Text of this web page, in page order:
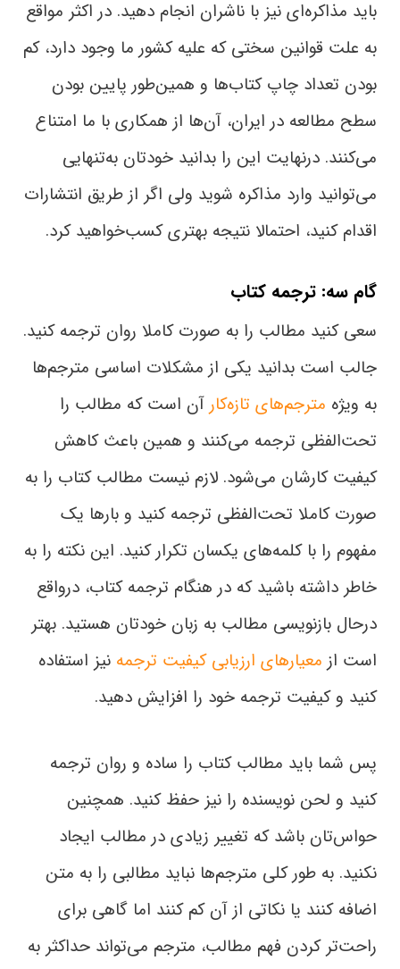
باید مذاکره‌ای نیز با ناشران انجام دهید. در اکثر مواقع
به علت قوانین سختی که علیه کشور ما وجود دارد، کم
بودن تعداد چاپ کتاب‌ها و همین‌طور پایین بودن
سطح مطالعه در ایران، آن‌ها از همکاری با ما امتناع
می‌کنند. درنهایت این را بدانید خودتان به‌تنهایی
می‌توانید وارد مذاکره شوید ولی اگر از طریق انتشارات
اقدام کنید، احتمالا نتیجه بهتری کسب‌خواهید کرد‌.
گام سه: ترجمه کتاب
سعی کنید مطالب را به صورت کاملا روان ترجمه کنید.
جالب است بدانید یکی از مشکلات اساسی مترجم‌ها
به ویژه مترجم‌های تازه‌کار آن است که مطالب را
تحت‌الفظی ترجمه می‌کنند و همین باعث کاهش
کیفیت کارشان می‌شود. لازم نیست مطالب کتاب را به
صورت کاملا تحت‌الفظی ترجمه کنید و بارها یک
مفهوم را با کلمه‌های یکسان تکرار کنید. این نکته را به
خاطر داشته باشید که در هنگام ترجمه کتاب، درواقع
درحال بازنویسی مطالب به زبان خودتان هستید. بهتر
است از معیارهای ارزیابی کیفیت ترجمه نیز استفاده
کنید و کیفیت ترجمه خود را افزایش دهید.
پس شما باید مطالب کتاب را ساده و روان ترجمه
کنید و لحن نویسنده را نیز حفظ کنید. همچنین
حواس‌تان باشد که تغییر زیادی در مطالب ایجاد
نکنید. به طور کلی مترجم‌ها نباید مطالبی را به متن
اضافه کنند یا نکاتی از آن کم کنند اما گاهی برای
راحت‌تر کردن فهم مطالب، مترجم می‌تواند حداکثر به